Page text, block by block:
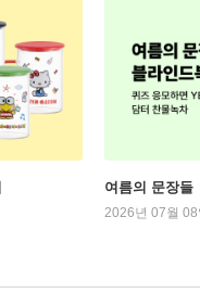
여름의 문장들
2026년 07월